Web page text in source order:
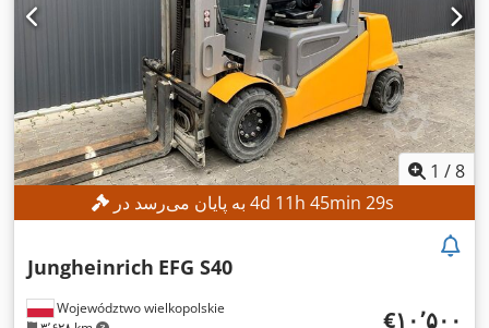
1 /8
4d 11h 45min 27s
Województwo wielkopolskie
Jungheinrich EFG S40
‎€۱۰٬۵۰۰